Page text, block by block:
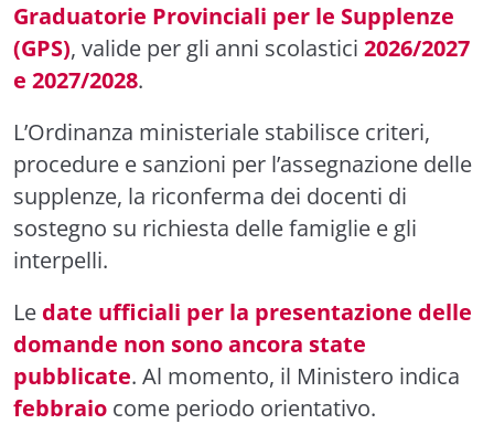
Graduatorie Provinciali per le Supplenze
(GPS), valide per gli anni scolastici 2026/2027
e 2027/2028.
L’Ordinanza ministeriale stabilisce criteri,
procedure e sanzioni per l’assegnazione delle
supplenze, la riconferma dei docenti di
sostegno su richiesta delle famiglie e gli
interpelli.
Le date ufficiali per la presentazione delle
domande non sono ancora state
pubblicate. Al momento, il Ministero indica
febbraio come periodo orientativo.